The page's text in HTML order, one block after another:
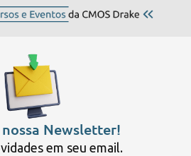
Newsletter!
em seu email.